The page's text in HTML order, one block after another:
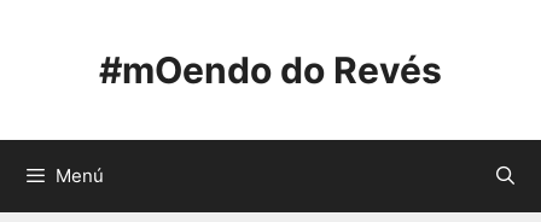
#mOendo do Revés
Menú